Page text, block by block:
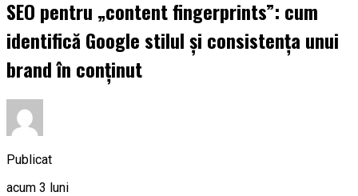
SEO pentru „content fingerprints”: cum
identifică Google stilul și consistența unui
brand în conținut
Publicat
acum 3 luni